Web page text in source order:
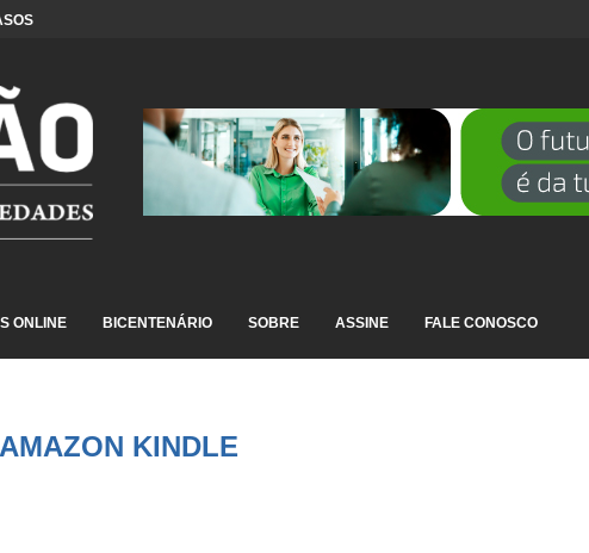
DE SÍNDROME GRIPAL EM...
ONLINE BICENTENÁRIO SOBRE ASSINE FALE CONOSCO
AMAZON KINDLE